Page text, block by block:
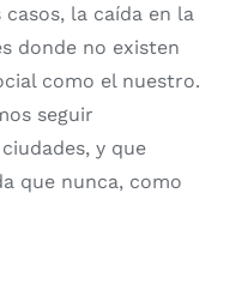
la caída en la
donde no existen
como el nuestro.
seguir
y que
que nunca, como